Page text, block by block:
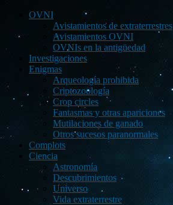
OVNI
Avistamientos de extraterrestres
Avistamientos OVNI
OVNIs en la antigüedad
Investigaciones
Enigmas
Arqueología prohibida
Criptozoología
Crop circles
Fantasmas y otras apariciones
Mutilaciones de ganado
Otros sucesos paranormales
Complots
Ciencia
Astronomía
Descubrimientos
Universo
Vida extraterrestre